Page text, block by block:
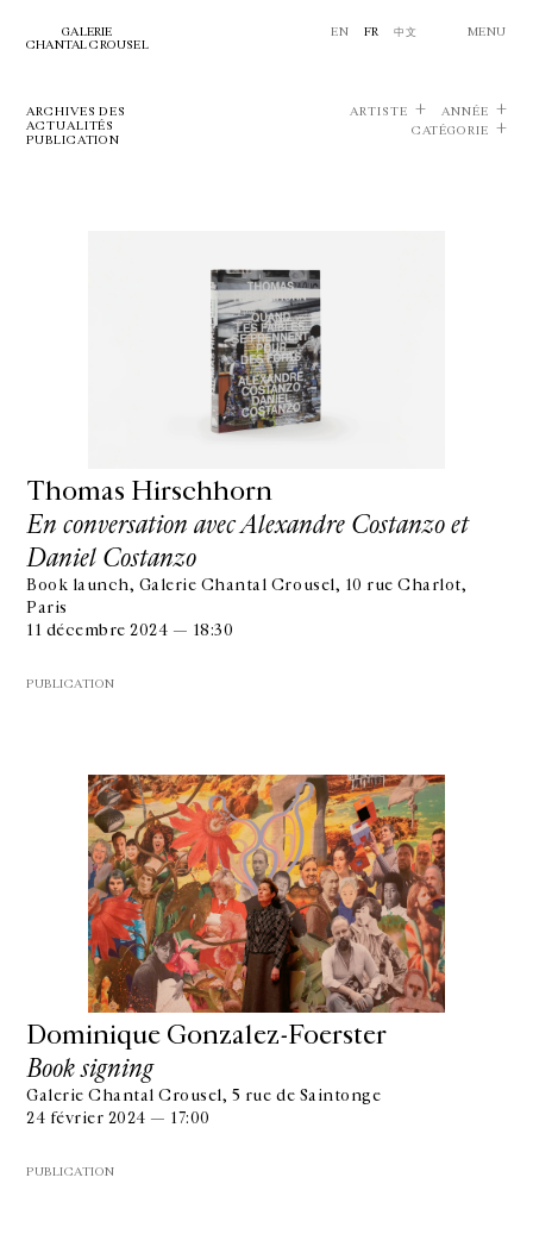
GALERIE
CHANTAL CROUSEL
EN FR 中文 MENU
ARCHIVES DES
ACTUALITÉS
PUBLICATION
ARTISTE
ANNÉE
CATÉGORIE
Thomas Hirschhorn
En conversation avec Alexandre Costanzo et
Daniel Costanzo
Book launch, Galerie Chantal Crousel, 10 rue Charlot,
Paris
11 décembre 2024 — 18:30
PUBLICATION
Dominique Gonzalez-Foerster
Book signing
Galerie Chantal Crousel, 5 rue de Saintonge
24 février 2024 — 17:00
PUBLICATION